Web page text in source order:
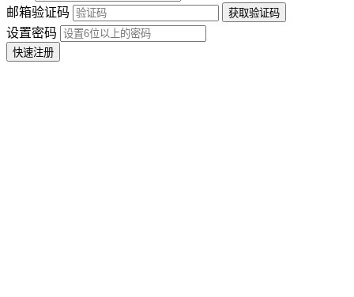
邮箱验证码
设置密码